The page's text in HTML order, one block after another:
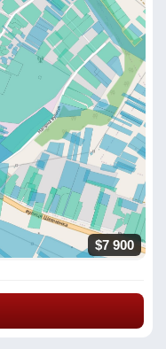
$7 900